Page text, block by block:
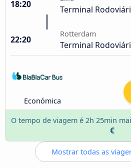
18:20 Terminal
22:20
Rotterdam
Terminal
Económica
O tempo de viagem é 2h 25min
€
Mostrar todas as